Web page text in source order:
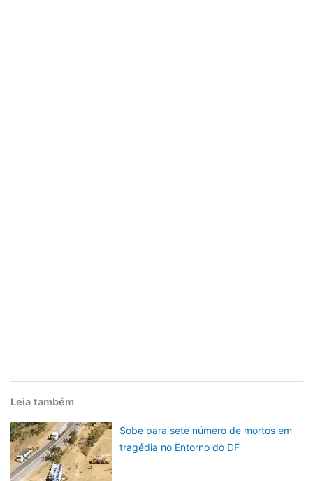
Leia também
Sobe para sete número de mortos em
tragédia no Entorno do DF